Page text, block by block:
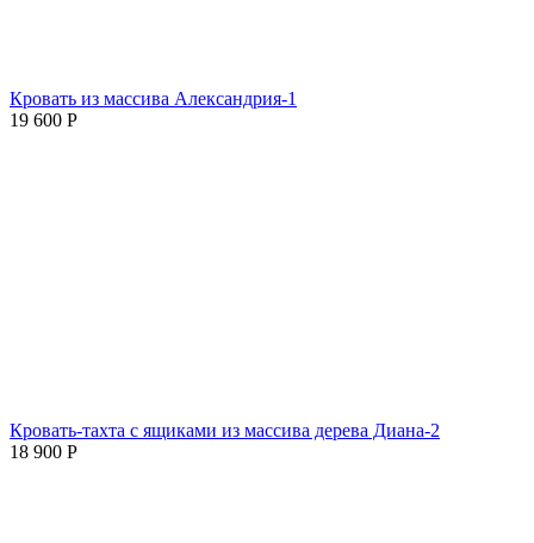
Кровать из массива Александрия-1
19 600 Р
Кровать-тахта с ящиками из массива дерева Диана-2
18 900 Р